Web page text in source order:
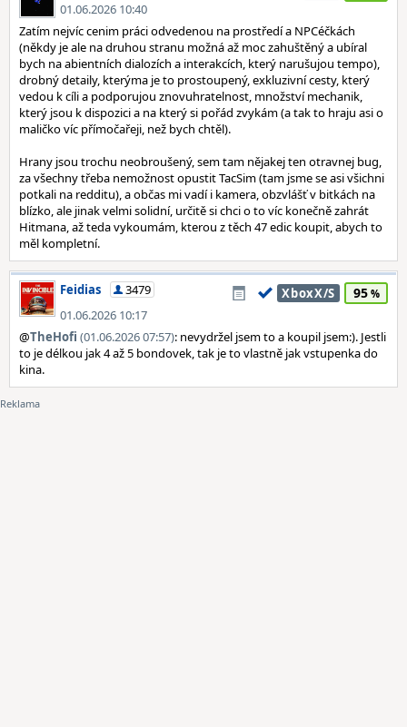
01.06.2026 10:40
Zatím nejvíc cenim práci odvedenou na prostředí a NPCéčkách
(někdy je ale na druhou stranu možná až moc zahuštěný a ubíral
bych na abientních dialozích a interakcích, který narušujou tempo),
drobný detaily, kterýma je to prostoupený, exkluzivní cesty, který
vedou k cíli a podporujou znovuhratelnost, množství mechanik,
který jsou k dispozici a na který si pořád zvykám (a tak to hraju asi o
maličko víc přímočařeji, než bych chtěl).
Hrany jsou trochu neobroušený, sem tam nějakej ten otravnej bug,
za všechny třeba nemožnost opustit TacSim (tam jsme se asi všichni
potkali na redditu), a občas mi vadí i kamera, obzvlášť v bitkách na
blízko, ale jinak velmi solidní, určitě si chci o to víc konečně zahrát
Hitmana, až teda vykoumám, kterou z těch 47 edic koupit, abych to
měl kompletní.
Feidias
3479
01.06.2026 10:17
XboxX/S 95
@TheHofi (01.06.2026 07:57): nevydržel jsem to a koupil jsem:). Jestli
to je délkou jak 4 až 5 bondovek, tak je to vlastně jak vstupenka do
kina.